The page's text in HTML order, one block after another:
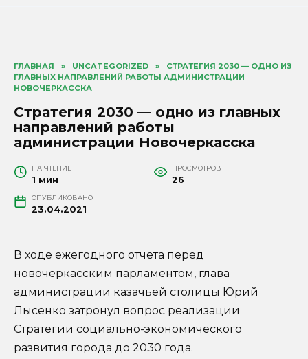
ГЛАВНАЯ » UNCATEGORIZED »
СТРАТЕГИЯ 2030 — ОДНО ИЗ
ГЛАВНЫХ НАПРАВЛЕНИЙ РАБОТЫ АДМИНИСТРАЦИИ
НОВОЧЕРКАССКА
Стратегия 2030 — одно из главных
направлений работы
администрации Новочеркасска
НА ЧТЕНИЕ
1 мин
ПРОСМОТРОВ
26
ОПУБЛИКОВАНО
23.04.2021
В ходе ежегодного отчета перед
новочеркасским парламентом, глава
администрации казачьей столицы Юрий
Лысенко затронул вопрос реализации
Стратегии социально-экономического
развития города до 2030 года.